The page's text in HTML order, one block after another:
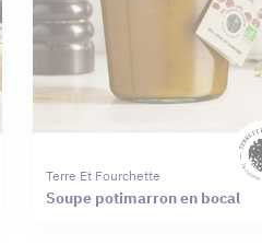
Terre Et Fourchette
Soupe potimarron en bocal